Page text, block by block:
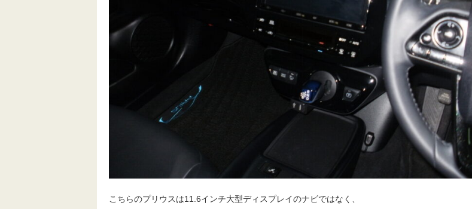
こちらのプリウスは11.6インチ大型ディスプレイのナビではなく、